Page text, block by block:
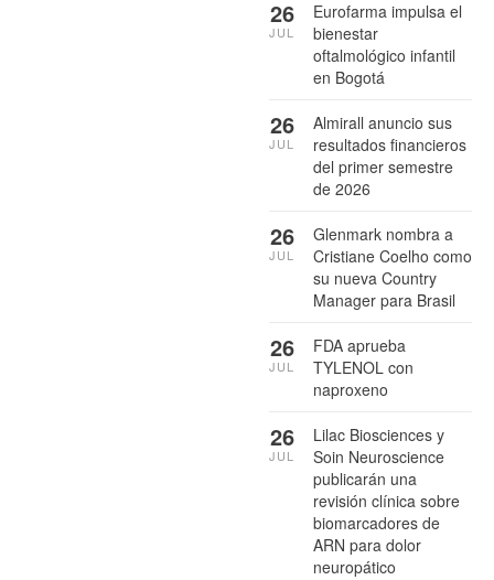
Eurofarma impulsa el
bienestar
oftalmológico infantil
en Bogotá
26
JUL
Almirall anuncio sus
resultados financieros
del primer semestre
de 2026
26
JUL
Glenmark nombra a
Cristiane Coelho como
su nueva Country
Manager para Brasil
26
JUL
FDA aprueba
TYLENOL con
naproxeno
26
JUL
Lilac Biosciences y
Soin Neuroscience
publicarán una
revisión clínica sobre
biomarcadores de
ARN para dolor
neuropático
26
JUL